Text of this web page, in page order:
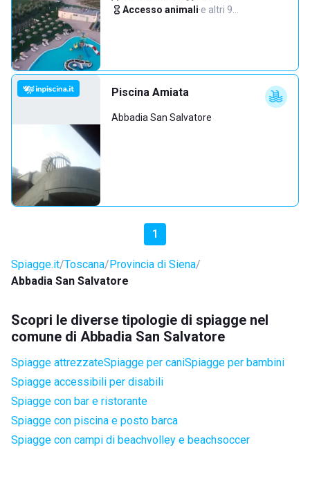
Accesso animali·e altri 9…
Piscina Amiata
Abbadia San Salvatore
1
Spiagge.it Toscana Provincia di Siena
Abbadia San Salvatore
Scopri le diverse tipologie di spiagge nel
comune di Abbadia San Salvatore
Spiagge attrezzateSpiagge per caniSpiagge per bambini
Spiagge accessibili per disabili
Spiagge con bar e ristorante
Spiagge con piscina e posto barca
Spiagge con campi di beachvolley e beachsoccer